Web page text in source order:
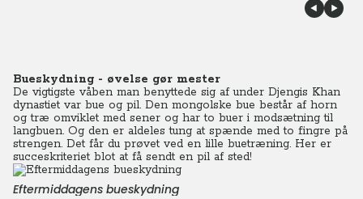
Bueskydning - øvelse gør mester
De vigtigste våben man benyttede sig af under Djengis Khan
dynastiet var bue og pil. Den mongolske bue består af horn
og træ omviklet med sener og har to buer i modsætning til
langbuen. Og den er aldeles tung at spænde med to fingre på
strengen. Det får du prøvet ved en lille buetræning. Her er
succeskriteriet blot at få sendt en pil af sted!
Eftermiddagens bueskydning